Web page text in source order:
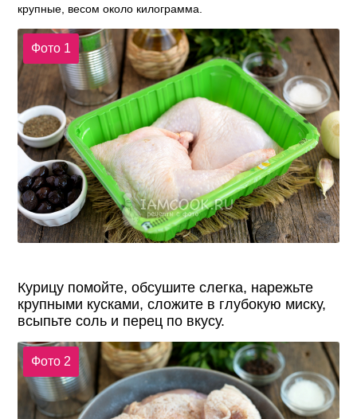
крупные, весом около килограмма.
Фото 1
Курицу помойте, обсушите слегка, нарежьте
крупными кусками, сложите в глубокую миску,
всыпьте соль и перец по вкусу.
Фото 2